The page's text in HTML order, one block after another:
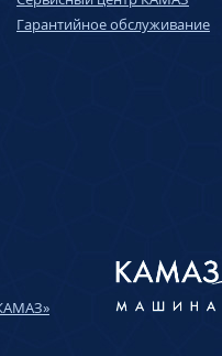
Гарантийное обслуживание